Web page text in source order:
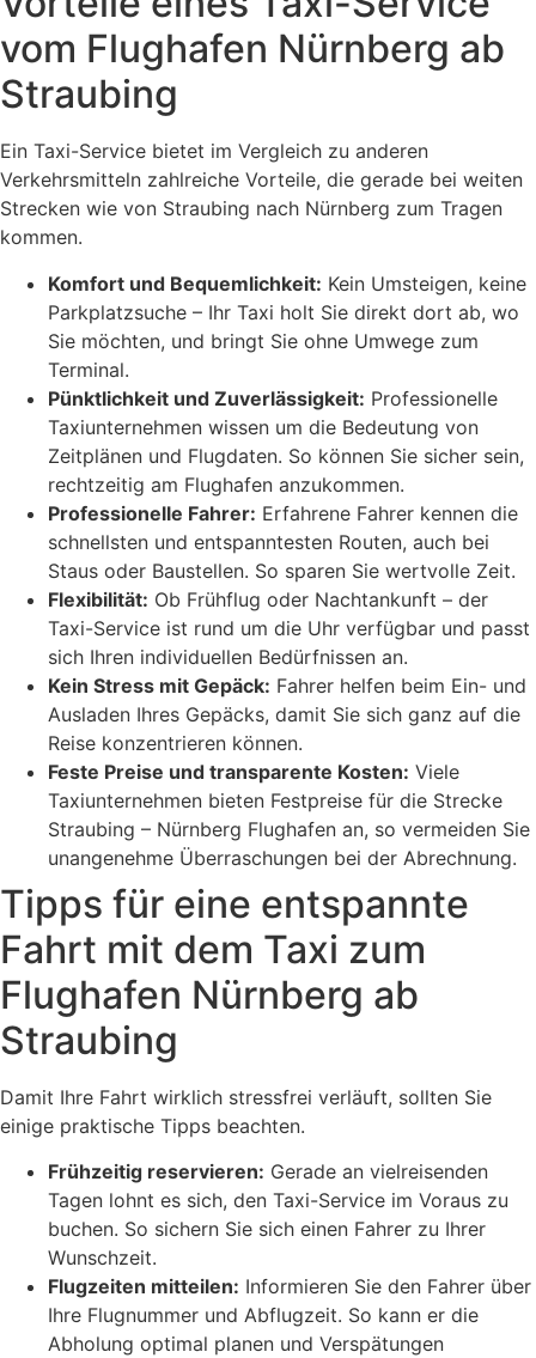
vom Flughafen Nürnberg ab
Straubing
Ein Taxi-Service bietet im Vergleich zu anderen
Verkehrsmitteln zahlreiche Vorteile, die gerade bei weiten
Strecken wie von Straubing nach Nürnberg zum Tragen
kommen.
Komfort und Bequemlichkeit: Kein Umsteigen, keine
Parkplatzsuche – Ihr Taxi holt Sie direkt dort ab, wo
Sie möchten, und bringt Sie ohne Umwege zum
Terminal.
Pünktlichkeit und Zuverlässigkeit: Professionelle
Taxiunternehmen wissen um die Bedeutung von
Zeitplänen und Flugdaten. So können Sie sicher sein,
rechtzeitig am Flughafen anzukommen.
Professionelle Fahrer: Erfahrene Fahrer kennen die
schnellsten und entspanntesten Routen, auch bei
Staus oder Baustellen. So sparen Sie wertvolle Zeit.
Flexibilität: Ob Frühflug oder Nachtankunft – der
Taxi-Service ist rund um die Uhr verfügbar und passt
sich Ihren individuellen Bedürfnissen an.
Kein Stress mit Gepäck: Fahrer helfen beim Ein- und
Ausladen Ihres Gepäcks, damit Sie sich ganz auf die
Reise konzentrieren können.
Feste Preise und transparente Kosten: Viele
Taxiunternehmen bieten Festpreise für die Strecke
Straubing – Nürnberg Flughafen an, so vermeiden Sie
unangenehme Überraschungen bei der Abrechnung.
Tipps für eine entspannte
Fahrt mit dem Taxi zum
Flughafen Nürnberg ab
Straubing
Damit Ihre Fahrt wirklich stressfrei verläuft, sollten Sie
einige praktische Tipps beachten.
Frühzeitig reservieren: Gerade an vielreisenden
Tagen lohnt es sich, den Taxi-Service im Voraus zu
buchen. So sichern Sie sich einen Fahrer zu Ihrer
Wunschzeit.
Flugzeiten mitteilen: Informieren Sie den Fahrer über
Ihre Flugnummer und Abflugzeit. So kann er die
Abholung optimal planen und Verspätungen